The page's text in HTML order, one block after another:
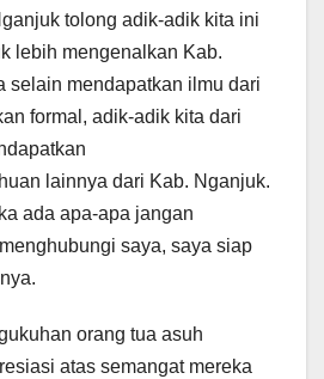
tolong adik-adik kita ini
lebih mengenalkan Kab.
selain mendapatkan ilmu dari
formal, adik-adik kita dari
lainnya dari Kab. Nganjuk.
ada apa-apa jangan
saya, saya siap
orang tua asuh
atas semangat mereka